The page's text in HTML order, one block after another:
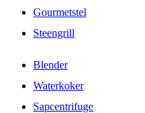
Gourmetstel
Steengrill
Blender
Waterkoker
Sapcentrifuge